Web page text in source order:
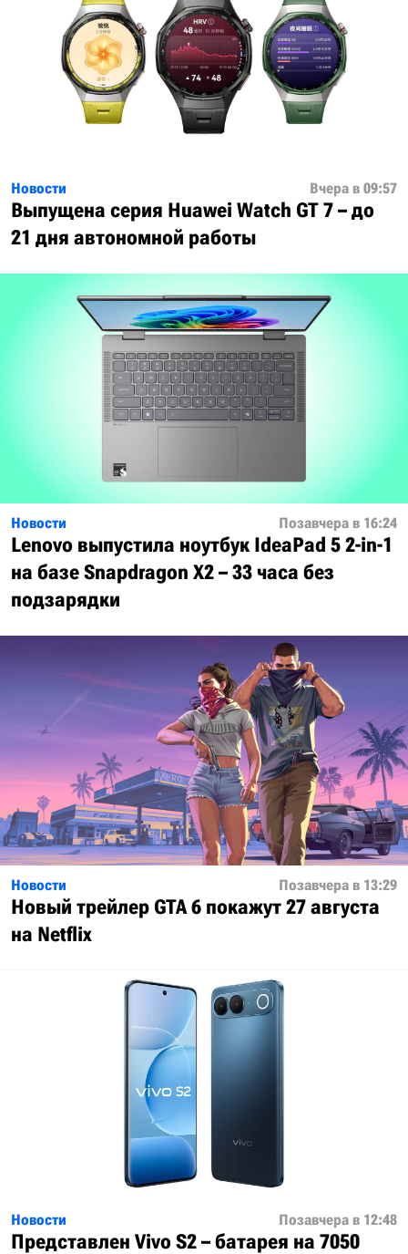
Новости Вчера в 09:57
Выпущена серия Huawei Watch GT 7 – до
21 дня автономной работы
Новости Позавчера в 16:24
Lenovo выпустила ноутбук IdeaPad 5 2-in-1
на базе Snapdragon X2 – 33 часа без
подзарядки
Новости Позавчера в 13:29
Новый трейлер GTA 6 покажут 27 августа
на Netflix
Новости Позавчера в 12:48
Представлен Vivo S2 – батарея на 7050